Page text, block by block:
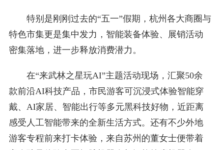
特别是刚刚过去的“五一”假期，杭州各大商圈与
特色市集更是集中发力，智能装备体验、展销活动
密集落地，进一步释放消费潜力。
在“来武林之星玩AI”主题活动现场，汇聚50余
款前沿AI科技产品，市民游客可沉浸式体验智能穿
戴、AI家居、智能出行等多元黑科技好物，近距离
感受人工智能带来的全新生活方式。还有不少外地
游客专程前来打卡体验，来自苏州的董女士便带着